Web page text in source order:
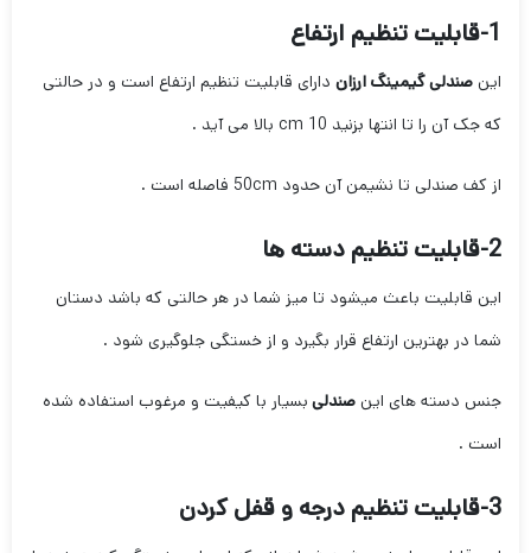
1-قابلیت تنظیم ارتفاع
این صندلی گیمینگ ارزان دارای قابلیت تنظیم ارتفاع است و در حالتی
که جک آن را تا انتها بزنید 10 cm بالا می آید .
از کف صندلی تا نشیمن آن حدود 50cm فاصله است .
2-قابلیت تنظیم دسته ها
این قابلیت باعث میشود تا میز شما در هر حالتی که باشد دستان
شما در بهترین ارتفاع قرار بگیرد و از خستگی جلوگیری شود .
جنس دسته های این صندلی بسیار با کیفیت و مرغوب استفاده شده
است .
3-قابلیت تنظیم درجه و قفل کردن